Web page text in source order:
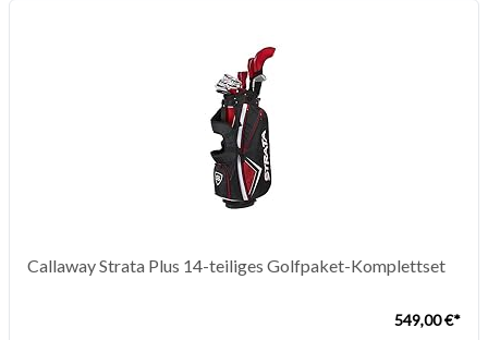
Callaway Strata Plus 14-teiliges Golfpaket-Komplettset
549,00 €*